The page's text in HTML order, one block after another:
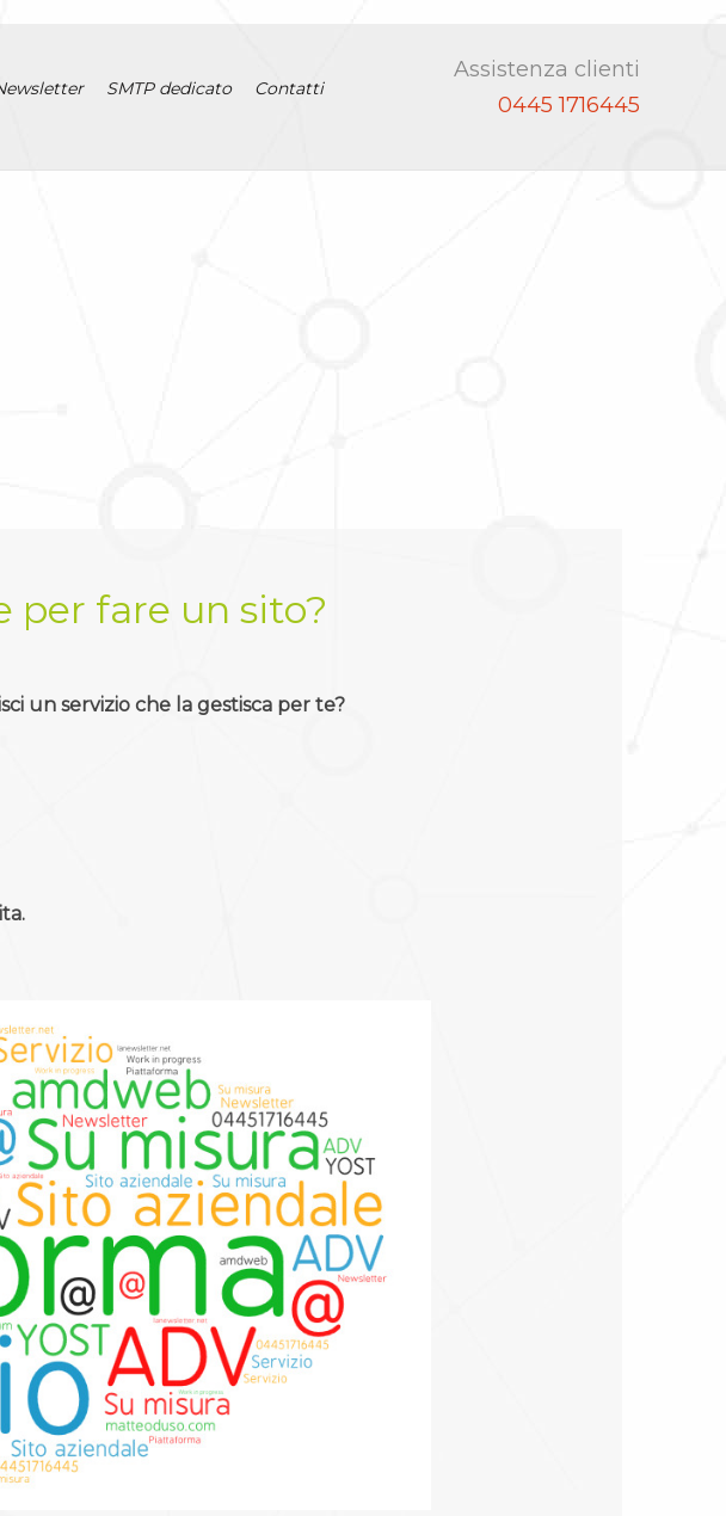
SMTP dedicato Contatti
Assistenza clienti
0445 1716445
per fare un sito?
un servizio che la gestisca per te?